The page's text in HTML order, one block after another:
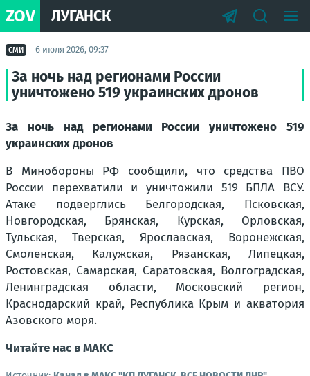
ZOV ЛУГАНСК
СМИ 6 июля 2026, 09:37
За ночь над регионами России
уничтожено 519 украинских дронов
За ночь над регионами России уничтожено 519
украинских дронов
В Минобороны РФ сообщили, что средства ПВО
России перехватили и уничтожили 519 БПЛА ВСУ.
Атаке подверглись Белгородская, Псковская,
Новгородская, Брянская, Курская, Орловская,
Тульская, Тверская, Ярославская, Воронежская,
Смоленская, Калужская, Рязанская, Липецкая,
Ростовская, Самарская, Саратовская, Волгоградская,
Ленинградская области, Московский регион,
Краснодарский край, Республика Крым и акватория
Азовского моря.
Читайте нас в МАКС